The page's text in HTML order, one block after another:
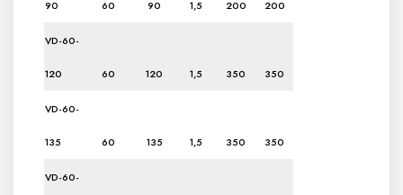
90 60 90 1,5 200 200
VD-60-
120 60 120 1,5 350 350
VD-60-
135 60 135 1,5 350 350
VD-60-